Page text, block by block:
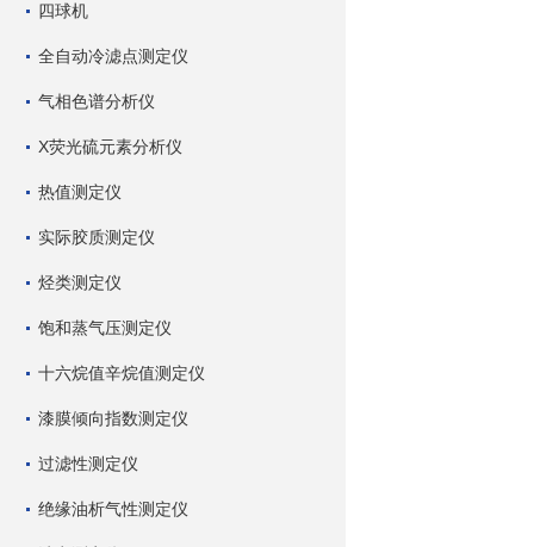
四球机
全自动冷滤点测定仪
气相色谱分析仪
X荧光硫元素分析仪
热值测定仪
实际胶质测定仪
烃类测定仪
饱和蒸气压测定仪
十六烷值辛烷值测定仪
漆膜倾向指数测定仪
过滤性测定仪
绝缘油析气性测定仪